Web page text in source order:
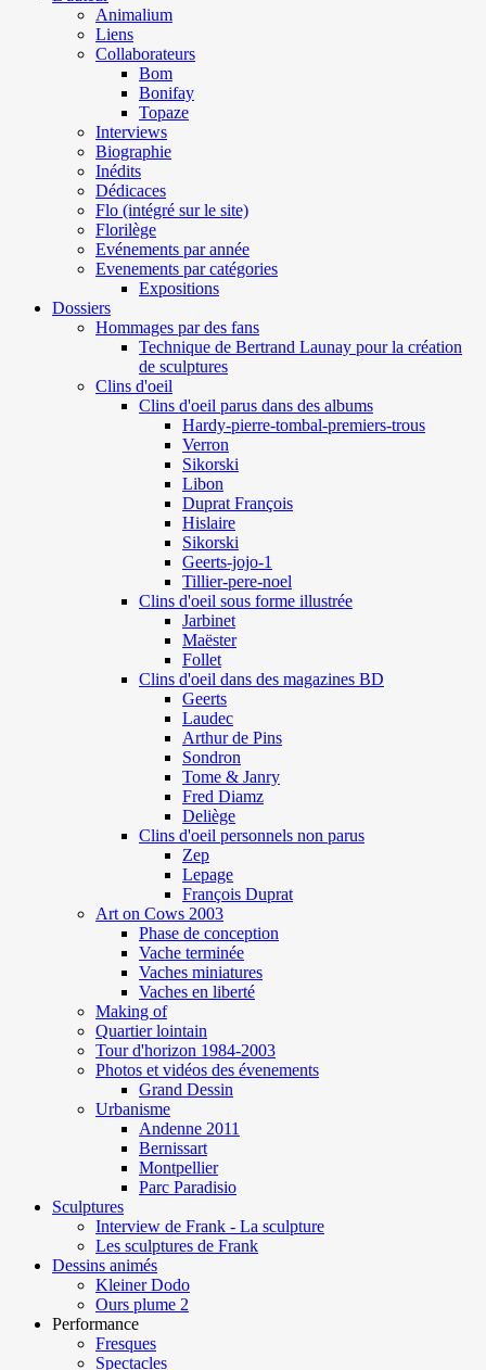
Animalium
Liens
Collaborateurs
Bom
Bonifay
Topaze
Interviews
Biographie
Inédits
Dédicaces
Flo (intégré sur le site)
Florilège
Evénements par année
Evenements par catégories
Expositions
Dossiers
Hommages par des fans
Technique de Bertrand Launay pour la création
de sculptures
Clins d'oeil
Clins d'oeil parus dans des albums
Hardy-pierre-tombal-premiers-trous
Verron
Sikorski
Libon
Duprat François
Hislaire
Sikorski
Geerts-jojo-1
Tillier-pere-noel
Clins d'oeil sous forme illustrée
Jarbinet
Maëster
Follet
Clins d'oeil dans des magazines BD
Geerts
Laudec
Arthur de Pins
Sondron
Tome & Janry
Fred Diamz
Deliège
Clins d'oeil personnels non parus
Zep
Lepage
François Duprat
Art on Cows 2003
Phase de conception
Vache terminée
Vaches miniatures
Vaches en liberté
Making of
Quartier lointain
Tour d'horizon 1984-2003
Photos et vidéos des évenements
Grand Dessin
Urbanisme
Andenne 2011
Bernissart
Montpellier
Parc Paradisio
Sculptures
Interview de Frank - La sculpture
Les sculptures de Frank
Dessins animés
Kleiner Dodo
Ours plume 2
Performance
Fresques
Spectacles